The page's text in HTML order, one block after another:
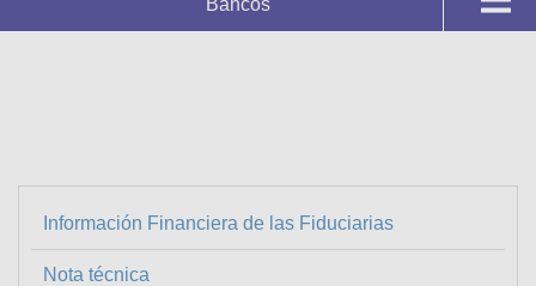
Supervisados y Registros
Bancos
Calificaciones de Bancos
Sistemas
Fiduciarias
Información Financiera de las Fiduciarias
Nota técnica